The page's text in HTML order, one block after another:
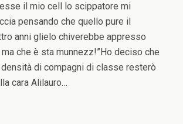
il mio cell lo scippatore mi
pensando che quello pure il
anni glielo chiverebbe appresso
ma che è sta munnezz!”Ho deciso che
densità di compagni di classe resterò
cara Alilauro…